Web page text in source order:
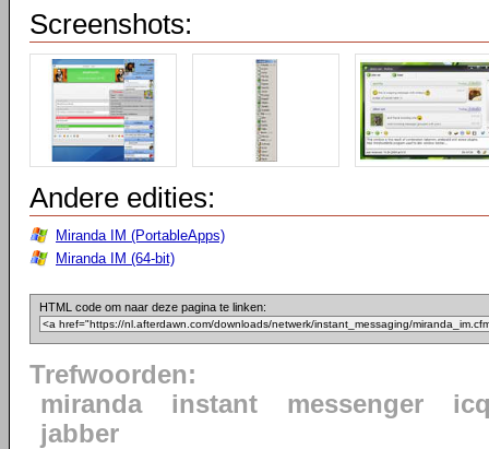
Screenshots:
Andere edities:
Miranda IM (PortableApps)
Miranda IM (64-bit)
HTML code om naar deze pagina te linken:
Trefwoorden:
miranda
instant messenger
jabber